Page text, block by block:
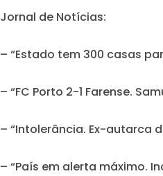
Jornal de Notícias:
– “Estado tem 300 casas
– “FC Porto 2-1 Farense.
– “Intolerância. Ex-autarca
– “País em alerta máximo.